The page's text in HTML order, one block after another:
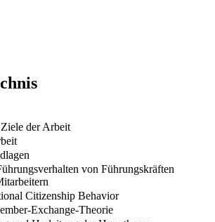
der Arbeit
von Führungskräften
Citizenship Behavior
Exchange-Theorie